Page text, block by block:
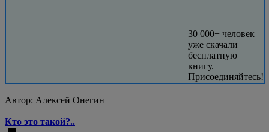
30 000+ человек
уже скачали
бесплатную
книгу.
Присоединяйтесь!
Автор: Алексей Онегин
Кто это такой?..